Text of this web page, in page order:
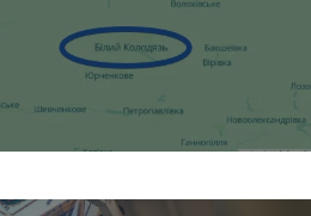
Facebook
TwitterYoutube